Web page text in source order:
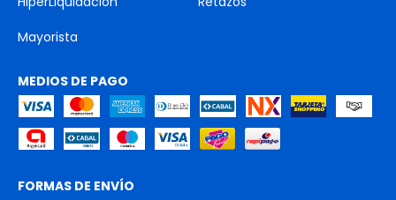
Mayorista
MEDIOS DE PAGO
FORMAS DE ENVÍO